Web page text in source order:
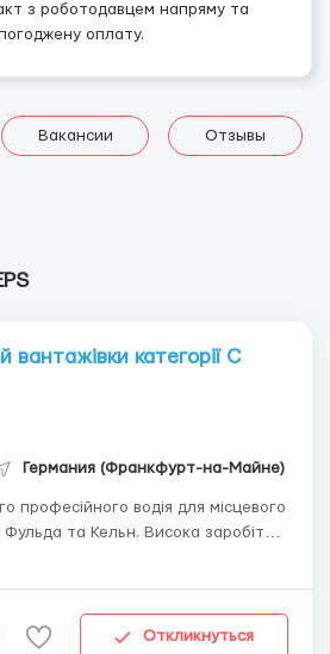
з роботодавцем напряму та
оплату.
Вакансии Отзывы
вантажівки категорії C
Германия (Франкфурт-на-Майне)
професійного водія для місцевого
Кельн. Висока заробітна
товарів різним клієнтам ...
Откликнуться